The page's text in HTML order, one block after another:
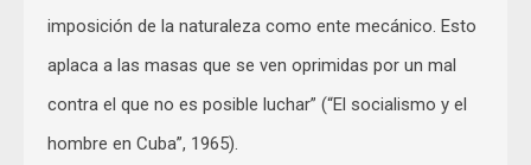
imposición de la naturaleza como ente mecánico. Esto
aplaca a las masas que se ven oprimidas por un mal
contra el que no es posible luchar” (“El socialismo y el
hombre en Cuba”, 1965).